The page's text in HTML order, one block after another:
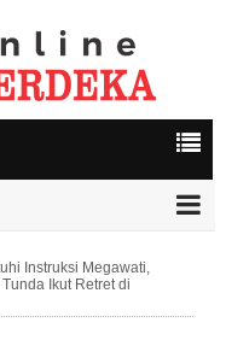
Instruksi Megawati,
Ikut Retret di